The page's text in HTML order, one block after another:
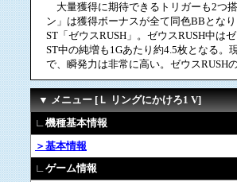
大量獲得に期待できるトリガーも2つ
ン」は獲得ボーナスが全て同色BBとな
ST「ゼウスRUSH」。ゼウスRUSH中は
ST中の純増も1Gあたり約4.5枚となる
で、瞬発力は非常に高い。ゼウスRUSH
▼ メニュー [Ｌ リングにかけろ1 V]
∟機種基本情報
＞基本情報
∟ゲーム情報